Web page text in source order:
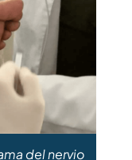
del nervio